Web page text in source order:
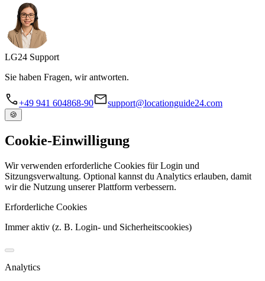
LG24 Support
Sie haben Fragen, wir antworten.
+49 941 604868-90 support@locationguide24.com
🍪
Cookie-Einwilligung
Wir verwenden erforderliche Cookies für Login und
Sitzungsverwaltung. Optional kannst du Analytics erlauben, damit
wir die Nutzung unserer Plattform verbessern.
Erforderliche Cookies
Immer aktiv (z. B. Login- und Sicherheitscookies)
Analytics